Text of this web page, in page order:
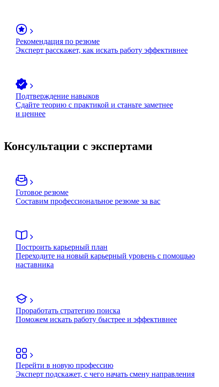
Рекомендация по резюме
Эксперт расскажет, как искать работу эффективнее
Подтверждение навыков
Сдайте теорию с практикой и станьте заметнее
и ценнее
Консультации с экспертами
Готовое резюме
Составим профессиональное резюме за вас
Построить карьерный план
Переходите на новый карьерный уровень с помощью
наставника
Проработать стратегию поиска
Поможем искать работу быстрее и эффективнее
Перейти в новую профессию
Эксперт подскажет, с чего начать смену направления